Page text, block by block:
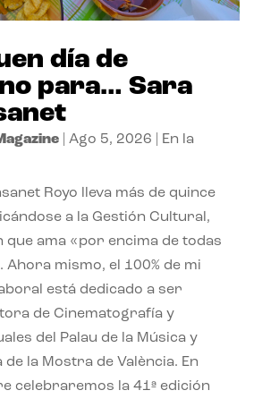
día de
para… Sara
| Ago 5, 2026
En la
Royo lleva más de quince
a la Gestión Cultural,
que ama «por encima de todas
Ahora mismo, el 100% de mi
está dedicado a ser
de Cinematografía y
del Palau de la Música y
la Mostra de València. En
celebraremos la 41ª edición